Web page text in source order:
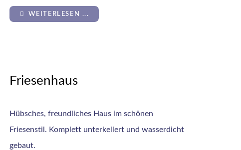
WEITERLESEN ...
Friesenhaus
Hübsches, freundliches Haus im schönen
Friesenstil. Komplett unterkellert und wasserdicht
gebaut.